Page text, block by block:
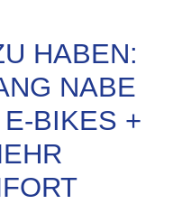
HABEN:
NABE
BIKES +